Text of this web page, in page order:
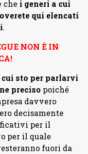
che i generi a cui
qui elencati
.
NON È IN
cui sto per parlarvi
preciso poiché
davvero
decisamente
per il
per il quale
fuori da